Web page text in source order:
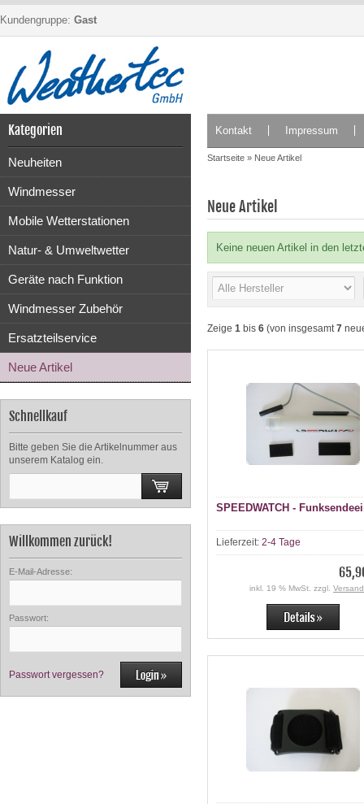
Kundengruppe: Gast
Kategorien
Neuheiten
Windmesser
Mobile Wetterstationen
Natur- & Umweltwetter
Geräte nach Funktion
Windmesser Zubehör
Ersatzteilservice
Neue Artikel
Schnellkauf
Bitte geben Sie die Artikelnummer aus
unserem Katalog ein.
Willkommen zurück!
E-Mail-Adresse:
Passwort:
Passwort vergessen?
Kontakt Impressum
Startseite » Neue Artikel
Neue Artikel
Keine neuen Artikel in den
Zeige 1 bis 6 (von insgesamt7
SPEEDWATCH -
Lieferzeit: 2-4 Tage
inkl. 19 % MwSt. zzgl.